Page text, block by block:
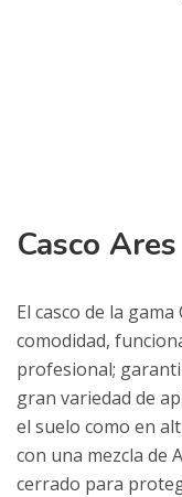
Casco Ares
El casco de la
comodidad,
profesional;
gran variedad de
el suelo como en
con una mezcla de
cerrado para